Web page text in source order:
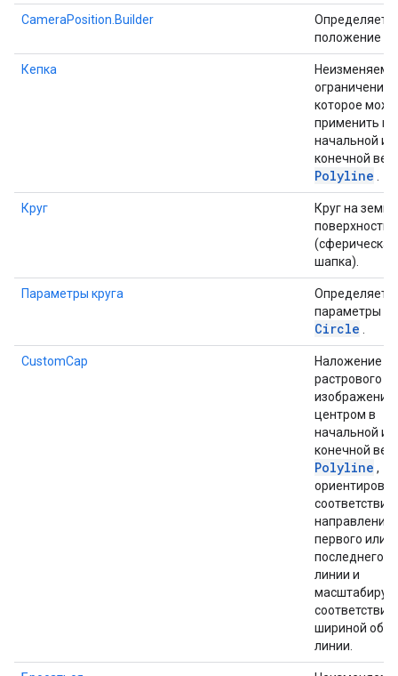
CameraPosition.Builder
Определяет
положение
Кепка
ограничение,
которое
применить к
начальной
конечной
Polyline
Круг
Круг на
поверхности
(сферическая
шапка).
Параметры круга
Определяет
параметры
Circle
CustomCap
Наложение
растрового
изображения
центром в
начальной
конечной
Polyline ,
соответствии
первого или
последнего
линии и
соответствии
шириной
линии.